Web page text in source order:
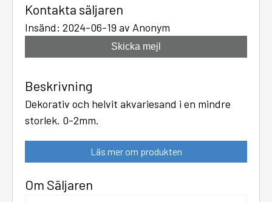
Kontakta säljaren
Insänd: 2024-06-19 av Anonym
Skicka mejl
Beskrivning
Dekorativ och helvit akvariesand i en mindre
storlek. 0-2mm.
Läs mer om produkten
Om Säljaren